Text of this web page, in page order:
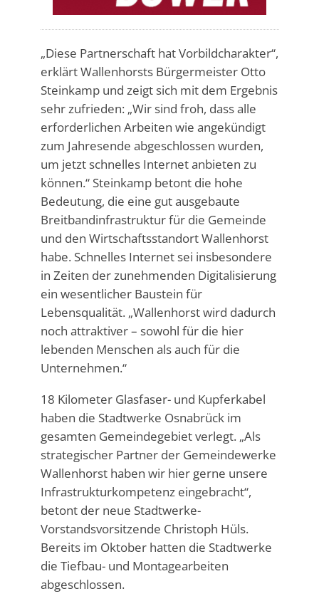
„Diese Partnerschaft hat Vorbildcharakter“,
erklärt Wallenhorsts Bürgermeister Otto
Steinkamp und zeigt sich mit dem Ergebnis
sehr zufrieden: „Wir sind froh, dass alle
erforderlichen Arbeiten wie angekündigt
zum Jahresende abgeschlossen wurden,
um jetzt schnelles Internet anbieten zu
können.“ Steinkamp betont die hohe
Bedeutung, die eine gut ausgebaute
Breitbandinfrastruktur für die Gemeinde
und den Wirtschaftsstandort Wallenhorst
habe. Schnelles Internet sei insbesondere
in Zeiten der zunehmenden Digitalisierung
ein wesentlicher Baustein für
Lebensqualität. „Wallenhorst wird dadurch
noch attraktiver – sowohl für die hier
lebenden Menschen als auch für die
Unternehmen.“
18 Kilometer Glasfaser- und Kupferkabel
haben die Stadtwerke Osnabrück im
gesamten Gemeindegebiet verlegt. „Als
strategischer Partner der Gemeindewerke
Wallenhorst haben wir hier gerne unsere
Infrastrukturkompetenz eingebracht“,
betont der neue Stadtwerke-
Vorstandsvorsitzende Christoph Hüls.
Bereits im Oktober hatten die Stadtwerke
die Tiefbau- und Montagearbeiten
abgeschlossen.